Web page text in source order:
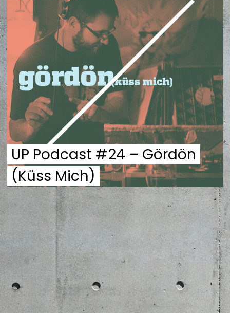
HIP
KULT
UTCA
ZENE
MÉDIAAJÁNLAT
IMPRESSZUM
PR-ARCHÍVUM
ADATKEZELÉSI TÁJÉKOZTATÓ
UP Podcast #24 – Gördön
(Küss Mich)